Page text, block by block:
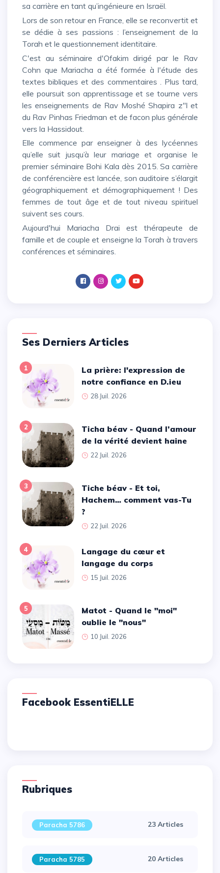
sa carrière en tant qu’ingénieure en Israël.
Lors de son retour en France, elle se reconvertit et
se dédie à ses passions : l’enseignement de la
Torah et le questionnement identitaire.
C'est au séminaire d'Ofakim dirigé par le Rav
Cohn que Mariacha a été formée à l'étude des
textes bibliques et des commentaires . Plus tard,
elle poursuit son apprentissage et se tourne vers
les enseignements de Rav Moshé Shapira z"l et
du Rav Pinhas Friedman et de facon plus générale
vers la Hassidout.
Elle commence par enseigner à des lycéennes
qu’elle suit jusqu’à leur mariage et organise le
premier séminaire Bohi Kala dès 2015. Sa carrière
de conférencière est lancée, son auditoire s’élargit
géographiquement et démographiquement ! Des
femmes de tout âge et de tout niveau spirituel
suivent ses cours.
Aujourd'hui Mariacha Drai est thérapeute de
famille et de couple et enseigne la Torah à travers
conférences et séminaires.
Ses Derniers Articles
1
La prière: l'expression de
notre confiance en D.ieu
28 Juil. 2026
2
Ticha béav - Quand l’amour
de la vérité devient haine
22 Juil. 2026
3
Tiche béav - Et toi,
Hachem… comment vas-Tu
?
22 Juil. 2026
4
Langage du cœur et
langage du corps
15 Juil. 2026
5
Matot - Quand le ''moi''
oublie le ''nous''
10 Juil. 2026
Facebook EssentiELLE
Rubriques
Paracha 5786 23 Articles
Paracha 5785 20 Articles